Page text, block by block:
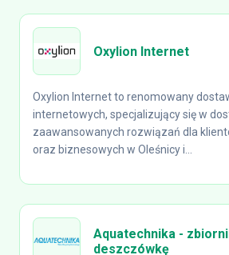
Oxylion Internet
Oxylion Internet to renomowany
internetowych, specjalizujący się w
zaawansowanych rozwiązań dla
oraz biznesowych w Oleśnicy i...
Aquatechnika -
deszczówkę